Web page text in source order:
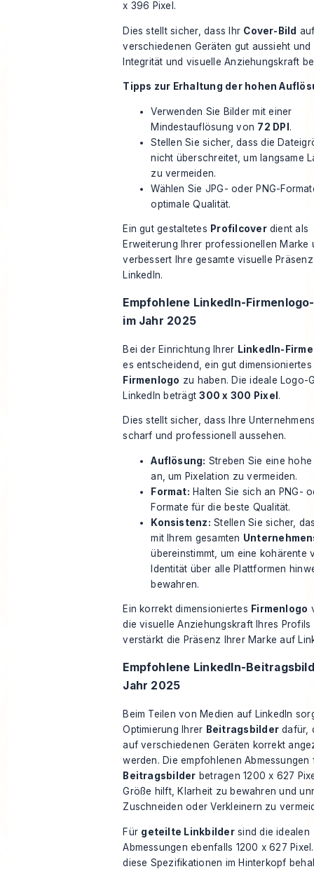
x 396 Pixel.
Dies stellt sicher, dass Ihr Cover-Bild
verschiedenen Geräten gut aussieht und
Integrität und visuelle Anziehungskraft
Tipps zur Erhaltung der hohen
Verwenden Sie Bilder mit einer
Mindestauflösung von 72 DPI .
Stellen Sie sicher, dass die
nicht überschreitet, um langsame
zu vermeiden.
Wählen Sie JPG- oder PNG-
optimale Qualität.
Ein gut gestaltetes Profilcoverdient als
Erweiterung Ihrer professionellen Marke
verbessert Ihre gesamte visuelle
LinkedIn.
Empfohlene LinkedIn-
im Jahr 2025
Bei der Einrichtung Ihrer LinkedIn-
es entscheidend, ein gut dimensioniertes
Firmenlogo zu haben. Die ideale Logo-
LinkedIn beträgt300 x 300 Pixel .
Dies stellt sicher, dass Ihre
scharf und professionell aussehen.
Auflösung: Streben Sie eine
an, um Pixelation zu vermeiden.
Format: Halten Sie sich an PNG-
Formate für die beste Qualität.
Konsistenz: Stellen Sie sicher,
mit Ihrem gesamten
übereinstimmt, um eine kohärente
Identität über alle Plattformen
bewahren.
Ein korrekt dimensioniertes Firmenlogo
die visuelle Anziehungskraft Ihres Profils
verstärkt die Präsenz Ihrer Marke auf
Empfohlene LinkedIn-
Jahr 2025
Beim Teilen von Medien auf LinkedIn
Optimierung Ihrer Beitragsbilder dafür,
auf verschiedenen Geräten korrekt
werden. Die empfohlenen Abmessungen
Beitragsbilder betragen 1200 x 627
Größe hilft, Klarheit zu bewahren und
Zuschneiden oder Verkleinern zu
Für geteilte Linkbildersind die idealen
Abmessungen ebenfalls 1200 x 627
diese Spezifikationen im Hinterkopf